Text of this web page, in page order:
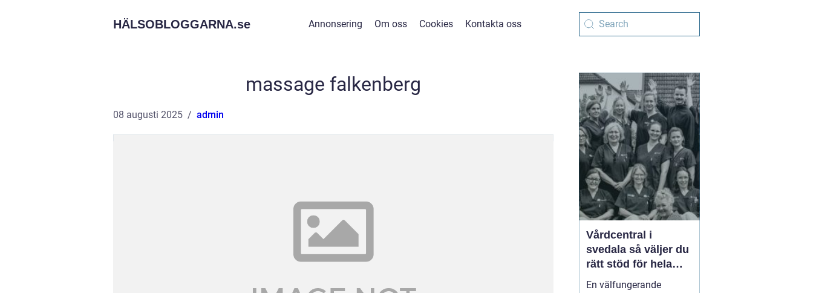
HÄLSOBLOGGARNA.se Annonsering Om oss Cookies Kontakta oss
massage falkenberg
08 augusti 2025 admin
Vårdcentral i
svedala så väljer du
rätt stöd för hela
livet
En välfungerande